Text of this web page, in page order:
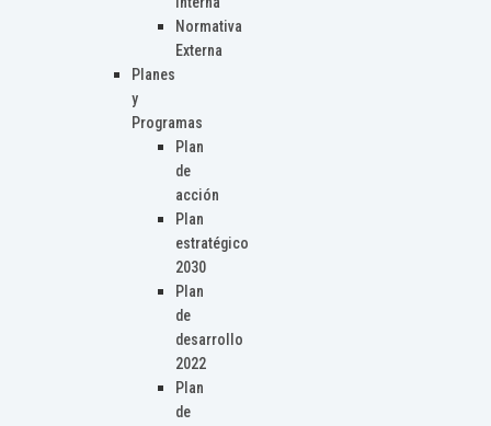
Normativa
Externa
Planes
y
Programas
Plan
de
acción
Plan
estratégico
2030
Plan
de
desarrollo
2022
Plan
de